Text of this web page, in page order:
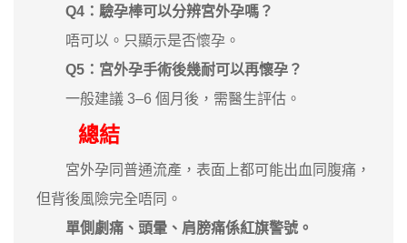
Q4：驗孕棒可以分辨宮外孕嗎？
唔可以。只顯示是否懷孕。
Q5：宮外孕手術後幾耐可以再懷孕？
一般建議 3–6 個月後，需醫生評估。
總結
宮外孕同普通流產，表面上都可能出血同腹痛，
但背後風險完全唔同。
單側劇痛、頭暈、肩膀痛係紅旗警號。